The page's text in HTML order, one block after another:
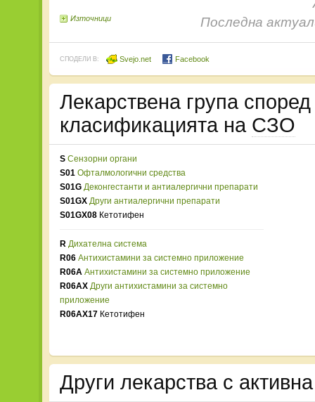
Последна
Източници
СПОДЕЛИ В: Svejo.net Facebook
Лекарствена група
класификацията на СЗО
S Сензорни органи
S01 Офталмологични средства
S01G Деконгестанти и антиалергични препарати
S01GX Други антиалергични препарати
S01GX08 Кетотифен
R Дихателна система
R06 Антихистамини за системно приложение
R06A Антихистамини за системно приложение
R06AX Други антихистамини за системно
приложение
R06AX17 Кетотифен
Други лекарства с